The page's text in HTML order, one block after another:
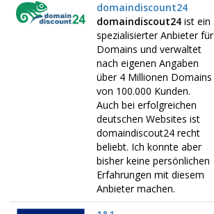
domaindiscount24
domaindiscout24 ist ein
spezialisierter Anbieter für
Domains und verwaltet
nach eigenen Angaben
über 4 Millionen Domains
von 100.000 Kunden.
Auch bei erfolgreichen
deutschen Websites ist
domaindiscout24 recht
beliebt. Ich konnte aber
bisher keine persönlichen
Erfahrungen mit diesem
Anbieter machen.